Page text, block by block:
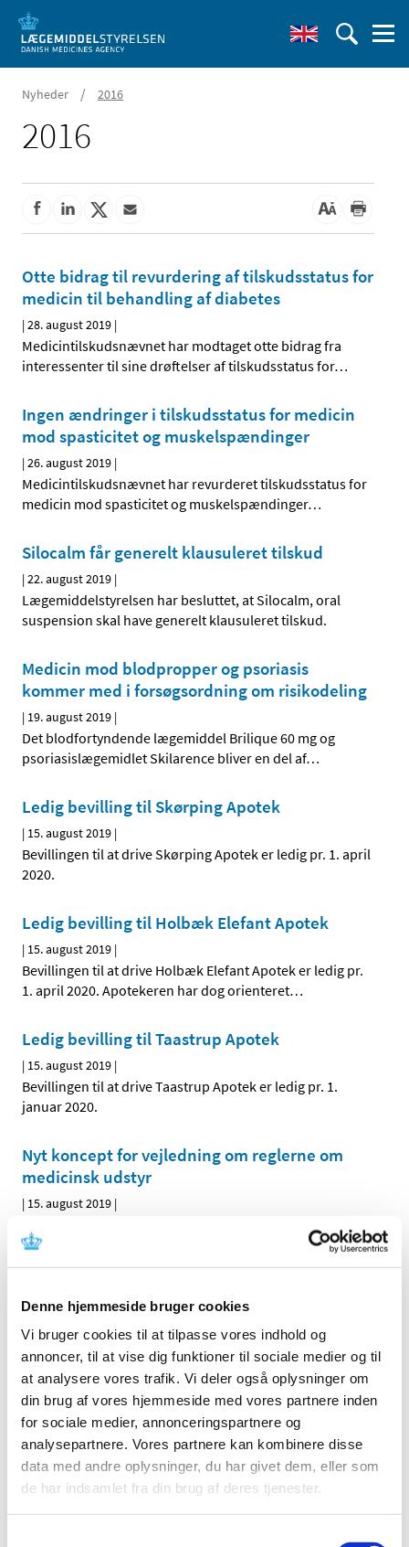
Denne hjemmeside bruger cookies
Vi bruger cookies til at tilpasse vores indhold og
annoncer, til at vise dig funktioner til sociale medier og til
at analysere vores trafik. Vi deler også oplysninger om
din brug af vores hjemmeside med vores partnere inden
for sociale medier, annonceringspartnere og
analysepartnere. Vores partnere kan kombinere disse
data med andre oplysninger, du har givet dem, eller som
de har indsamlet fra din brug af deres tjenester.
Nyheder / 2016
2016
Otte bidrag til revurdering af tilskudsstatus for
medicin til behandling af diabetes
|28. august 2019 |
Medicintilskudsnævnet har modtaget otte bidrag fra
interessenter til sine drøftelser af tilskudsstatus for…
Ingen ændringer i tilskudsstatus for medicin
mod spasticitet og muskelspændinger
|26. august 2019 |
Medicintilskudsnævnet har revurderet tilskudsstatus for
medicin mod spasticitet og muskelspændinger…
Silocalm får generelt klausuleret tilskud
|22. august 2019 |
Lægemiddelstyrelsen har besluttet, at Silocalm, oral
suspension skal have generelt klausuleret tilskud.
Medicin mod blodpropper og psoriasis
kommer med i forsøgsordning om risikodeling
| 19. august 2019 |
Det blodfortyndende lægemiddel Brilique 60 mg og
psoriasislægemidlet Skilarence bliver en del af…
Ledig bevilling til Skørping Apotek
| 15. august 2019 |
Bevillingen til at drive Skørping Apotek er ledig pr. 1. april
2020.
Ledig bevilling til Holbæk Elefant Apotek
| 15. august 2019 |
Bevillingen til at drive Holbæk Elefant Apotek er ledig pr.
1. april 2020. Apotekeren har dog orienteret…
Ledig bevilling til Taastrup Apotek
| 15. august 2019 |
Bevillingen til at drive Taastrup Apotek er ledig pr. 1.
januar 2020.
Nyt koncept for vejledning om reglerne om
medicinsk udstyr
| 15. august 2019 |
Nyt pilotprojekt: Nu kan bl.a. start-ups få 1:1 rådgivning af
Lægemiddelstyrelsen om love og regler om medicinsk…
Lægemiddelstyrelsen har den 29. juli 2019 meddelt
Jamhureh Hannani bevilling til at drive Præstø Apotek.
Ny digital guide til indberetning af samarbejde
med industrien
|6. august 2019 |
En ny digital guide på Lægemiddelstyrelsens hjemmeside
gør det nemmere for sundhedspersoner at indberette